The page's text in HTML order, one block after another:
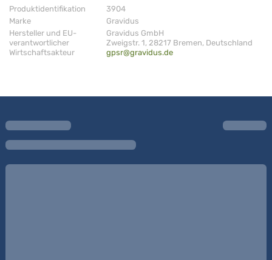
Produktidentifikation
3904
Marke
Gravidus
Hersteller und EU-
verantwortlicher
Wirtschaftsakteur
Gravidus GmbH
Zweigstr. 1, 28217 Bremen, Deutschland
gpsr@gravidus.de